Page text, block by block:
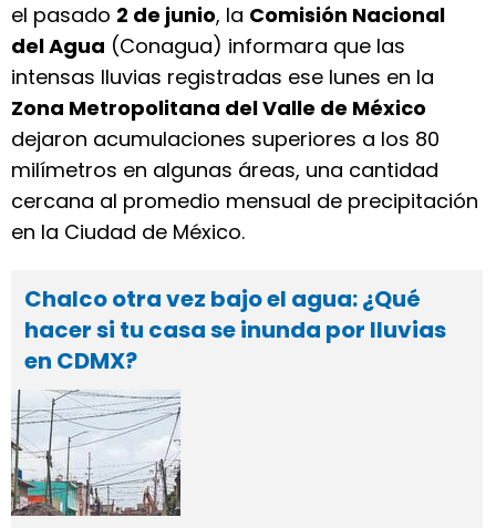
el pasado 2 de junio, la Comisión Nacional
del Agua (Conagua) informara que las
intensas lluvias registradas ese lunes en la
Zona Metropolitana del Valle de México
dejaron acumulaciones superiores a los 80
milímetros en algunas áreas, una cantidad
cercana al promedio mensual de precipitación
en la Ciudad de México.
Chalco otra vez bajo el agua: ¿Qué
hacer si tu casa se inunda por lluvias
en CDMX?